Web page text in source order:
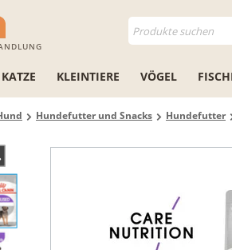
KATZE KLEINTIERE VÖGEL
Hundefutter und Snacks Hundefutter